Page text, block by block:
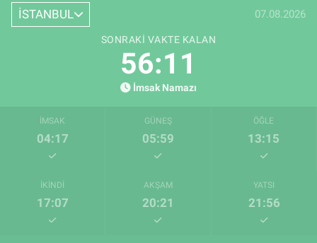
İSTANBUL 07.08.2026
SONRAKI VAKTE KALAN
56:10
İmsak Namazı
İMSAK
04:17
GÜNEŞ
05:59
ÖĞLE
13:15
İKINDI
17:07
AKŞAM
20:21
YATSI
21:56